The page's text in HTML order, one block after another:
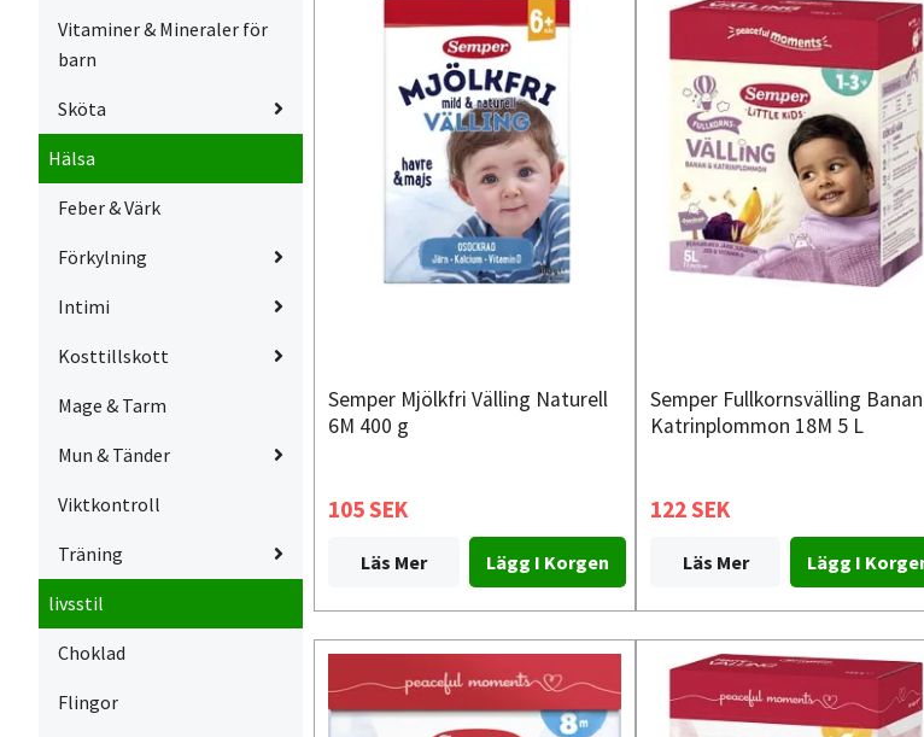
Vitaminer & Mineraler för
barn
Sköta
Hälsa
Feber & Värk
Förkylning
Intimi
Kosttillskott
Mage & Tarm
Mun & Tänder
Viktkontroll
Träning
livsstil
Choklad
Flingor
Semper Mjölkfri Välling Naturell
6M 400 g
105 SEK
Läs Mer
Semper Fullkornsvälling Banan
Katrinplommon 18M 5 L
122 SEK
Läs Mer